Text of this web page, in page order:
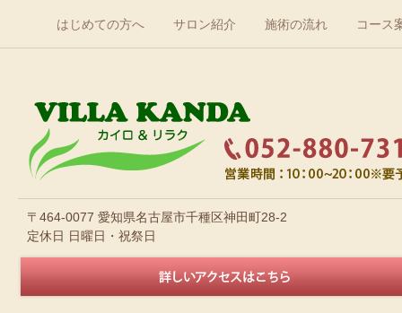
はじめての方へ サロン紹介 施術の流れ コース
〒464-0077 愛知県名古屋市千種区神田町28-2
定休日 日曜日・祝祭日